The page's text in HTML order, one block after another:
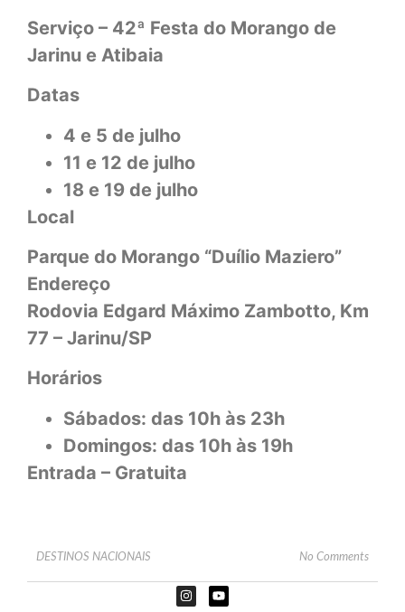
Serviço – 42ª Festa do Morango de
Jarinu e Atibaia
Datas
4 e 5 de julho
11 e 12 de julho
18 e 19 de julho
Local
Parque do Morango “Duílio Maziero”
Endereço
Rodovia Edgard Máximo Zambotto, Km
77 – Jarinu/SP
Horários
Sábados: das 10h às 23h
Domingos: das 10h às 19h
Entrada – Gratuita
DESTINOS NACIONAIS No Comments